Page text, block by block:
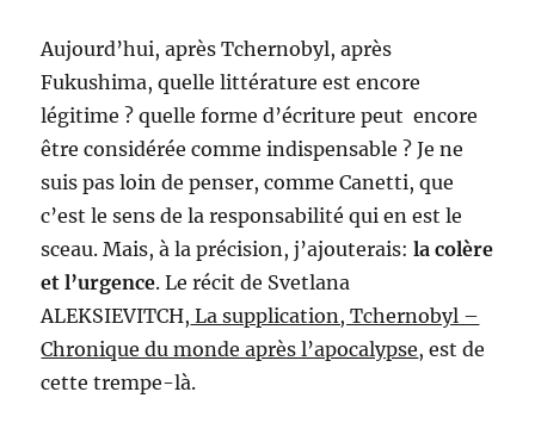
Aujourd’hui, après Tchernobyl, après
Fukushima, quelle littérature est encore
légitime ? quelle forme d’écriture peut encore
être considérée comme indispensable ? Je ne
suis pas loin de penser, comme Canetti, que
c’est le sens de la responsabilité qui en est le
sceau. Mais, à la précision, j’ajouterais:la colère
et l’urgence. Le récit de Svetlana
ALEKSIEVITCH, La supplication, Tchernobyl –
Chronique du monde après l’apocalypse, est de
cette trempe-là.